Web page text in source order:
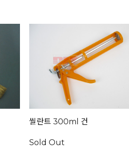
씰란트 300ml 건
Sold Out